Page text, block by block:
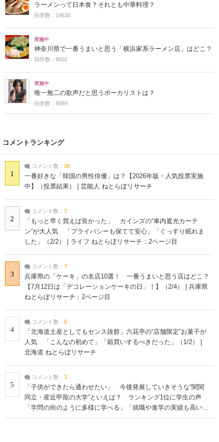
ラーメンって日本食？それとも中華料理？
回答数：19630
実施中
神奈川県で一番うまいと思う「横浜家系ラーメン店」はどこ？
回答数：8502
実施中
唯一無二の歌声だと思うボーカリストは？
回答数：8069
コメントランキング
1
コメント数： 20
一番好きな「韓国の男性俳優」は？【2026年版・人気投票実施
中】（投票結果） | 芸能人 ねとらぼリサーチ
2
コメント数： 7
「もっと早く買えば良かった」 カインズの“車内遮光カーテ
ン”が大人気 「プライバシーも保てて安心」「ぐっすり眠れま
した」（2/2） | ライフ ねとらぼリサーチ：2ページ目
3
コメント数： 7
兵庫県の「ケーキ」の名店10選！ 一番うまいと思う店はどこ？
【7月12日は「デコレーションケーキの日」！】（2/4） | 兵庫県
ねとらぼリサーチ：2ページ目
4
コメント数： 5
「北海道土産としてもセンス抜群」六花亭の“店舗限定”お菓子が
人気 「こんなの初めて」「箱買いするべきだった」（1/2） |
北海道 ねとらぼリサーチ
5
コメント数： 3
「子供ができたら通わせたい」 今後発展していきそうな“関関
同立・産近甲龍の大学”といえば？ ランキング1位に学生の声
「学問の街のように多様に学べる」「就職や進学の実績も高い」
| 大学 ねとらぼリサーチ